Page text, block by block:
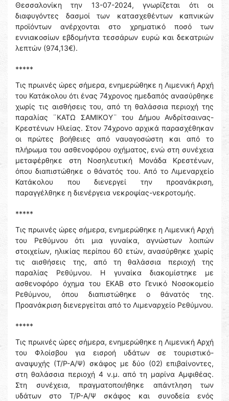
Θεσσαλονίκη την 13-07-2024, γνωρίζεται ότι οι
διαφυγόντες δασμοί των κατασχεθέντων καπνικών
προϊόντων ανέρχονται στο χρηματικό ποσό των
εννιακοσίων εβδομήντα τεσσάρων ευρώ και δεκατριών
λεπτών (974,13€).
*****
Τις πρωινές ώρες σήμερα, ενημερώθηκε η Λιμενική Αρχή
του Κατάκολου ότι ένας 74χρονος ημεδαπός ανασύρθηκε
χωρίς τις αισθήσεις του, από τη θαλάσσια περιοχή της
παραλίας ¨ΚΑΤΩ ΣΑΜΙΚΟΥ¨ του Δήμου Ανδρίτσαινας-
Κρεστένων Ηλείας. Στον 74χρονο αρχικά παρασχέθηκαν
οι πρώτες βοήθειες από ναυαγοσώστη και από το
πλήρωμα του ασθενοφόρου οχήματος, ενώ στη συνέχεια
μεταφέρθηκε στη Νοσηλευτική Μονάδα Κρεστένων,
όπου διαπιστώθηκε ο θάνατός του. Από το Λιμεναρχείο
Κατάκολου που διενεργεί την προανάκριση,
παραγγέλθηκε η διενέργεια νεκροψίας-νεκροτομής.
*****
Τις πρωινές ώρες σήμερα, ενημερώθηκε η Λιμενική Αρχή
του Ρεθύμνου ότι μια γυναίκα, αγνώστων λοιπών
στοιχείων, ηλικίας περίπου 60 ετών, ανασύρθηκε χωρίς
τις αισθήσεις της, από τη θαλάσσια περιοχή της
παραλίας Ρεθύμνου. Η γυναίκα διακομίστηκε με
ασθενοφόρο όχημα του ΕΚΑΒ στο Γενικό Νοσοκομείο
Ρεθύμνου, όπου διαπιστώθηκε ο θάνατός της.
Προανάκριση διενεργείται από το Λιμεναρχείο Ρεθύμνου.
*****
Τις πρωινές ώρες σήμερα, ενημερώθηκε η Λιμενική Αρχή
του Φλοίσβου για εισροή υδάτων σε τουριστικό-
αναψυχής (Τ/Ρ-Α/Ψ) σκάφος με δύο (02) επιβαίνοντες,
στη θαλάσσια περιοχή 4 ν.μ. από τη μαρίνα Αμφιθέας.
Στη συνέχεια, πραγματοποιήθηκε απάντληση των
υδάτων στο Τ/Ρ-Α/Ψ σκάφος και συνοδεία ενός